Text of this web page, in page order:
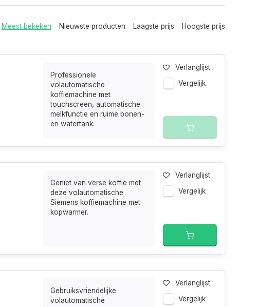
Meest bekeken Nieuwste producten Laagste prijs Hoogste prijs
Professionele
volautomatische
koffiemachine met
touchscreen, automatische
melkfunctie en ruime bonen-
en watertank.
Verlanglijst
Vergelijk
Geniet van verse koffie met
deze volautomatische
Siemens koffiemachine met
kopwarmer.
Verlanglijst
Vergelijk
Gebruiksvriendelijke
volautomatische
Verlanglijst
Vergelijk